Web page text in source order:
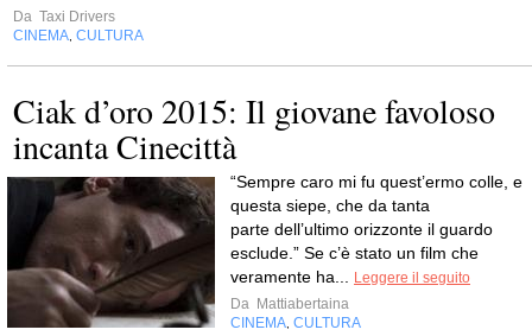
Da Taxi Drivers
CINEMA CULTURA
Ciak d’oro 2015: Il giovane favoloso
incanta Cinecittà
“Sempre caro mi fu quest’ermo colle, e
questa siepe, che da tanta
parte dell’ultimo orizzonte il guardo
esclude.” Se c’è stato un film che
veramente ha...
Leggere il seguito
Da Mattiabertaina
CINEMA CULTURA